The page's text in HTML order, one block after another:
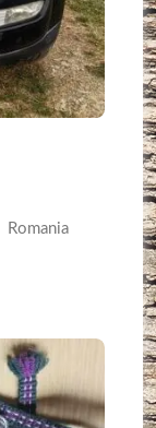
Romania